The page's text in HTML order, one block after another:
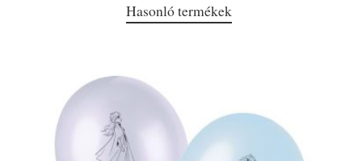
Hasonló termékek